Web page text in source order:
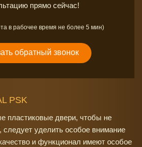
прямо сейчас!
в рабочее время не более 5 мин)
обратный звонок
PSK
пластиковые двери, чтобы не
следует уделить особое внимание
и функционал имеют особое